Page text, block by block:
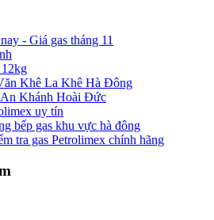
- Giá gas tháng 11
Khê La Khê Hà Đông
Khánh Hoài Đức
uy tín
bếp gas khu vực hà đông
tra gas Petrolimex chính hãng